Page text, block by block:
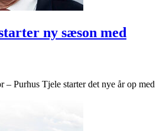
ny sæson med
– Purhus Tjele starter det nye år op med